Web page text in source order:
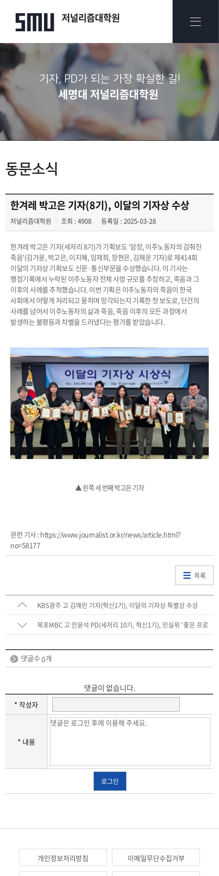
저널리즘대학원
기자, PD가 되는 가장 확실한 길!
세명대 저널리즘대학원
동문소식
한겨레 박고은 기자(8기), 이달의 기자상 수상
저널리즘대학원 조회 : 4908 등록일 : 2025-03-28
한겨레 박고은 기자(세저리 8기)가 기획보도 '암장, 이주노동자의 감춰진
죽음'(김가윤, 박고은, 이지혜, 임재희, 장현은, 김채운 기자)로 제414회
이달의 기자상 기획보도 신문·통신부문을 수상했습니다. 이 기사는
행정기록에서 누락된 이주노동자 전체 사망 규모를 추정하고, 죽음과 그
이후의 사례를 추적했습니다. 이번 기획은 이주노동자의 죽음이 한국
사회에서 어떻게 처리되고 묻히며 망각되는지 기록한 첫 보도로, 단건의
사례를 넘어서 이주노동자의 삶과 죽음, 죽음 이후의 모든 과정에서
발생하는 불평등과 차별을 드러냈다는 평가를 받았습니다.
▲ 왼쪽 세 번째 박고은 기자
관련 기사 : https://www.journalist.or.kr/news/article.html?
no=58177
목록
KBS광주 고 김애린 기자(혁신1기), 이달의 기자상 특별상 수상
목포MBC 고 안윤석 PD(세저리 10기, 혁신1기), 민실위 '좋은 프로
댓글수0개
댓글이 없습니다.
* 작성자
* 내용
로그인
개인정보처리방침 이메일무단수집거부